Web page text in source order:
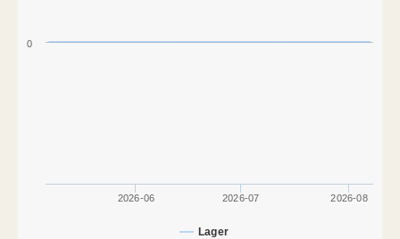
Lager
2026-06 2026-07 2026-08
0